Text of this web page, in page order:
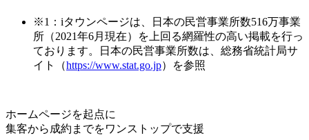
※1：iタウンページは、日本の民営事業所数516万事業
所（2021年6月現在）を上回る網羅性の高い掲載を行っ
ております。日本の民営事業所数は、総務省統計局サ
イト（https://www.stat.go.jp）を参照
ホームページを起点に
集客から成約までをワンストップで支援